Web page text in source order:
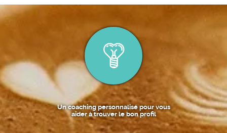
Un coaching personnalisé pour vous
aider à trouver le bon profil